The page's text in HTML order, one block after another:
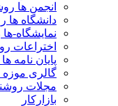
انجمن ها
دانشگاه ها
نمایشگاه-
اختراعات
پایان نامه
گالری موزه
مجلات
بازارکار